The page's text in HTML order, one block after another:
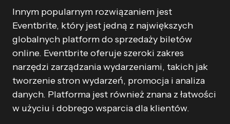
Innym popularnym rozwiązaniem jest
Eventbrite, który jest jedną z największych
globalnych platform do sprzedaży biletów
online. Eventbrite oferuje szeroki zakres
narzędzi zarządzania wydarzeniami, takich jak
tworzenie stron wydarzeń, promocja i analiza
danych. Platforma jest również znana z łatwości
w użyciu i dobrego wsparcia dla klientów.